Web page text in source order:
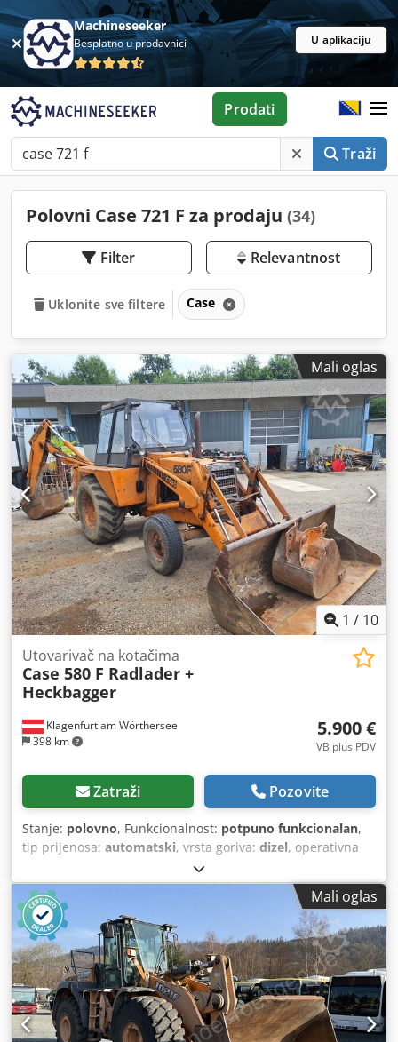
Machineseeker
Besplatno u prodavnici U aplikaciju
Traži
Prodati
Polovni Case 721 F za prodaju (34)
Filter Relevantnost
Uklonite sve filtere Case
Mali oglas
1 / 10
Klagenfurt am Wörthersee
398 km
Utovarivač na kotačima
Case 580 F Radlader +
Heckbagger
5.900 €
VB plus PDV
Zatraži Pozovite
Stanje: polovno, Funkcionalnost: potpuno funkcionalan,
tip prijenosa: automatski, vrsta goriva: dizel, operativna
, konfiguracija osovina:
registracija:10/1977, Godina izgradnje:1977, Oprema:
hidraulika
Mali oglas